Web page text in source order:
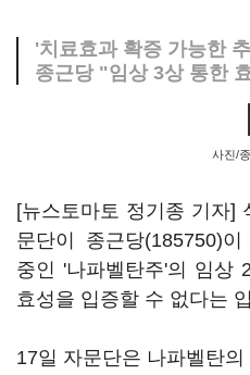
'치료효과 확증 가능한
종근당 "임상 3상 통한
사진/
[뉴스토마토 정기종 기자]
문단이 종근당(185750)이
중인 '나파벨탄주'의 임상
효성을 입증할 수 없다는
17일 자문단은 나파벨탄